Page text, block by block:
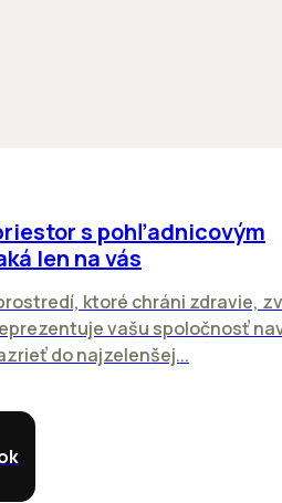
s pohľadnicovým
len na vás
ktoré chráni zdravie,
vašu spoločnosť
do najzelenšej...